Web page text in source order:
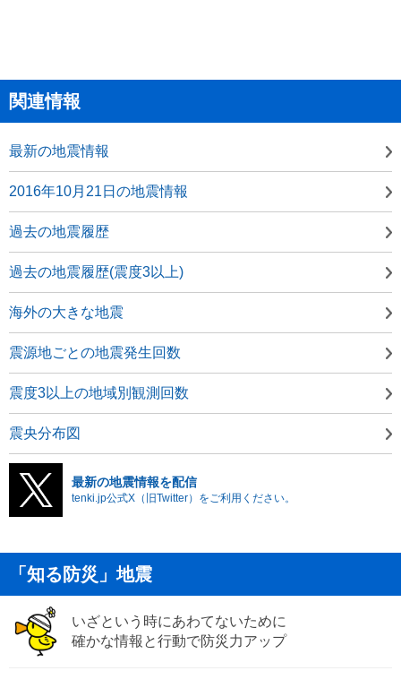
関連情報
最新の地震情報
2016年10月21日の地震情報
過去の地震履歴
過去の地震履歴(震度3以上)
海外の大きな地震
震源地ごとの地震発生回数
震度3以上の地域別観測回数
震央分布図
最新の地震情報を配信
tenki.jp公式X（旧Twitter）をご利用ください。
「知る防災」地震
いざという時にあわてないために
確かな情報と行動で防災力アップ